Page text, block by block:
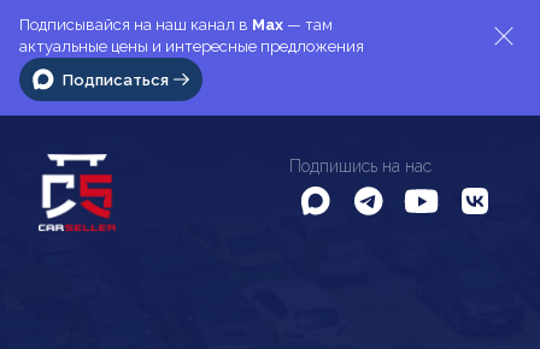
Подписывайся на наш канал в Max — там
актуальные цены и интересные предложения
Подписаться
Подпишись на нас